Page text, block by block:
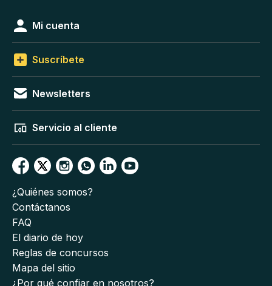
Mi cuenta
Suscríbete
Newsletters
Servicio al cliente
¿Quiénes somos?
Contáctanos
FAQ
El diario de hoy
Reglas de concursos
Mapa del sitio
¿Por qué confiar en nosotros?